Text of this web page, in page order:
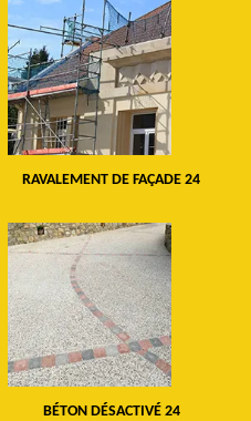
RAVALEMENT DE FAÇADE 24
BÉTON DÉSACTIVÉ 24